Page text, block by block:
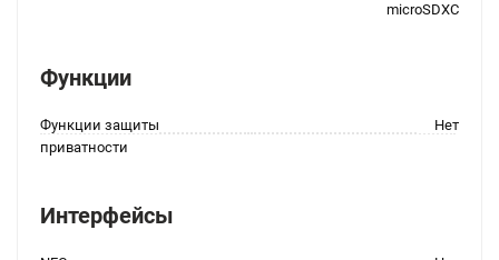
microSDXC
Функции
Функции защиты
приватности
Нет
Интерфейсы